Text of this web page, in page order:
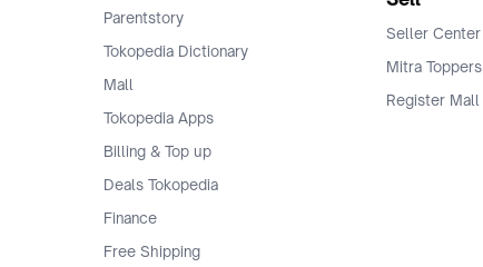
Parentstory
Tokopedia Dictionary
Mall
Tokopedia Apps
Billing & Top up
Deals Tokopedia
Finance
Free Shipping
Seller Center
Mitra Toppers
Register Mall